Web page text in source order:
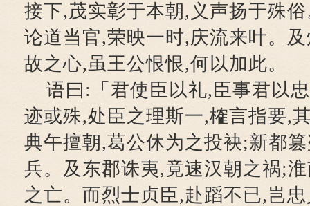
接下,茂实彰于本朝,义声扬于殊
论道当官,荣映一时,庆流来叶。
故之心,虽王公恨恨,何以加此。
语曰:「君使臣以礼,臣事君以
迹或殊,处臣之理斯一,榷言指要,
典午擅朝,葛公休为之投袂;新都
兵。及东郡诛夷,竟速汉朝之祸;
之亡。而烈士贞臣,赴蹈不已,岂